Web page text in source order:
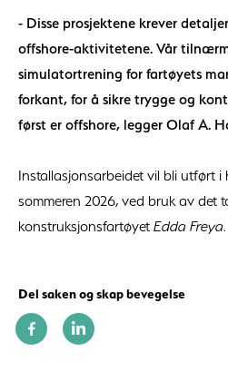
- Disse prosjektene krever
offshore-aktivitetene. Vår
simulatortrening for fartøyets
forkant, for å sikre trygge og
først er offshore, legger Olaf A.
Installasjonsarbeidet vil bli utført i
sommeren 2026, ved bruk av det
konstruksjonsfartøyet Edda Freya.
Del saken og skap bevegelse